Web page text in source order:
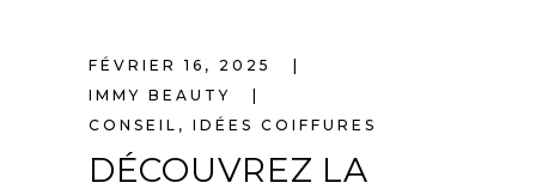
FÉVRIER 16, 2025
IMMY BEAUTY
CONSEIL , IDÉES COIFFURES
DÉCOUVREZ LA